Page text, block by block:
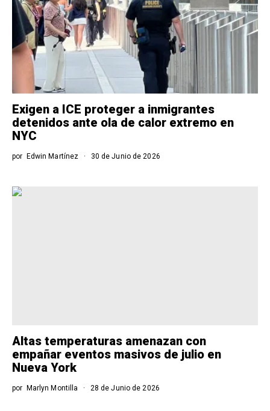
Exigen a ICE proteger a inmigrantes
detenidos ante ola de calor extremo en
NYC
por Edwin Martínez 30 de Junio de 2026
Altas temperaturas amenazan con
empañar eventos masivos de julio en
Nueva York
por Marlyn Montilla 28 de Junio de 2026